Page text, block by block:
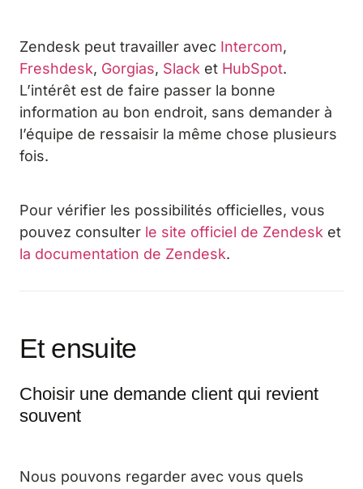
Zendesk peut travailler avec Intercom,
Freshdesk, Gorgias, Slack et HubSpot.
L’intérêt est de faire passer la bonne
information au bon endroit, sans demander à
l’équipe de ressaisir la même chose plusieurs
fois.
Pour vérifier les possibilités officielles, vous
pouvez consulter le site officiel de Zendesk et
la documentation de Zendesk.
Et ensuite
Choisir une demande client qui revient
souvent
Nous pouvons regarder avec vous quels